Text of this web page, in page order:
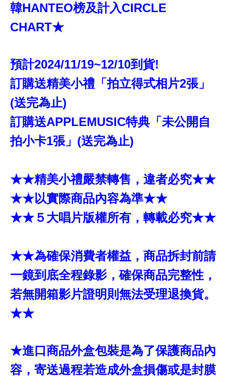
韓HANTEO榜及計入CIRCLE
CHART★
預計2024/11/19~12/10到貨!
訂購送精美小禮「拍立得式相片2張」
(送完為止)
訂購送APPLEMUSIC特典「未公開自
拍小卡1張」(送完為止)
★★精美小禮嚴禁轉售，違者必究★★
★★以實際商品內容為準★★
★★５大唱片版權所有，轉載必究★★
★★為確保消費者權益，商品拆封前請
一鏡到底全程錄影，確保商品完整性，
若無開箱影片證明則無法受理退換貨。
★★
★進口商品外盒包裝是為了保護商品內
容，寄送過程若造成外盒損傷或是封膜